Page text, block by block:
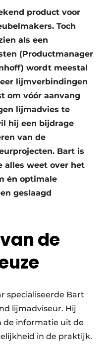
product voor
Toch
als een
(Productmanager
wordt meestal
lijmverbindingen
om vóór aanvang
lijmadvies te
hij een bijdrage
van de
Bart is
alles weet over het
én optimale
geslaagd
de
specialiseerde Bart
lijmadviseur. Hij
de informatie uit de
in de praktijk.